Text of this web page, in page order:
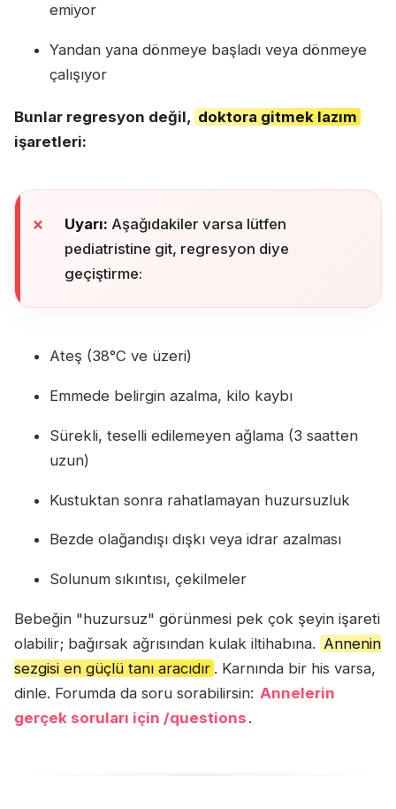
emiyor
Yandan yana dönmeye başladı veya dönmeye
çalışıyor
Bunlar regresyon değil, doktora gitmek lazım
işaretleri:
Uyarı: Aşağıdakiler varsa lütfen
pediatristine git, regresyon diye
geçiştirme:
Ateş (38°C ve üzeri)
Emmede belirgin azalma, kilo kaybı
Sürekli, teselli edilemeyen ağlama (3 saatten
uzun)
Kustuktan sonra rahatlamayan huzursuzluk
Bezde olağandışı dışkı veya idrar azalması
Solunum sıkıntısı, çekilmeler
Bebeğin "huzursuz" görünmesi pek çok şeyin işareti
olabilir; bağırsak ağrısından kulak iltihabına. Annenin
sezgisi en güçlü tanı aracıdır . Karnında bir his varsa,
dinle. Forumda da soru sorabilirsin: Annelerin
gerçek soruları için /questions .